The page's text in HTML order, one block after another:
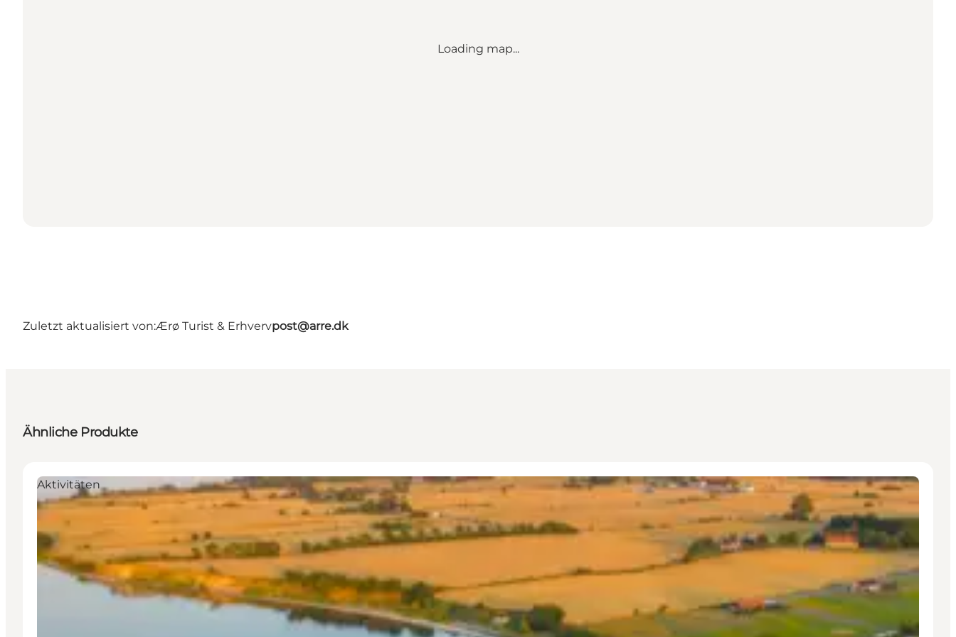
Loading map...
Zuletzt aktualisiert von:Ærø Turist & Erhvervpost@arre.dk
Ähnliche Produkte
Aktivitäten